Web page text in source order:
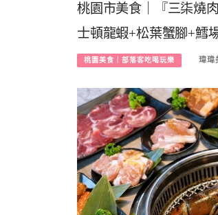
桃園市美食｜『三柒燒
士頓龍蝦+松葉蟹腳+鱈
桃園美食｜部落客吃喝玩樂 瑋瑋